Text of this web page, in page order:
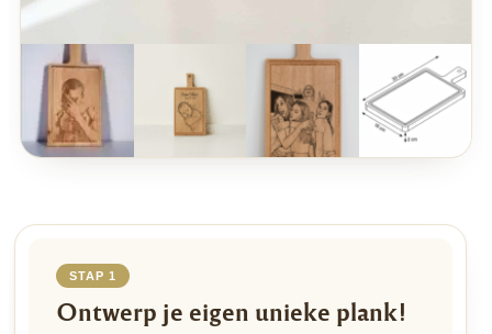
STAP 1
Ontwerp je eigen unieke plank!